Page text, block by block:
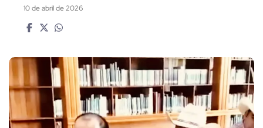
10 de abril de 2026